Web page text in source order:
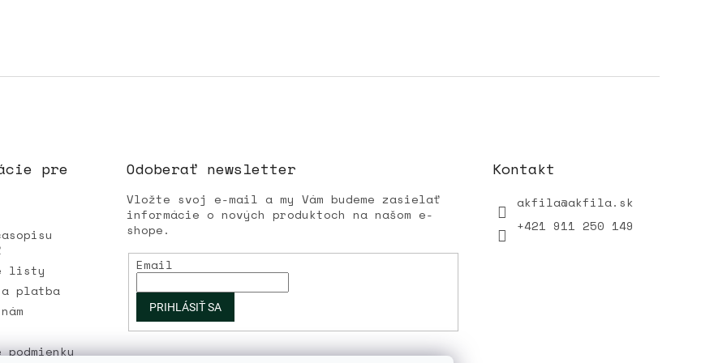
pre
listy
a platba
podmienky
Odoberať newsletter
Vložte svoj e-mail a my Vám budeme zasielať
informácie o nových produktoch na našom e-
shope.
Email
PRIHLÁSIŤ SA
Kontakt
akfila@akfila.sk
+421 911 250 149